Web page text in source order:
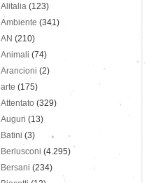
Alitalia (123)
Ambiente (341)
AN (210)
Animali (74)
Arancioni (2)
arte (175)
Attentato (329)
Auguri (13)
Batini (3)
Berlusconi (4.295)
Bersani (234)